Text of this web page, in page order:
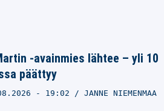
-avainmies lähtee – yli 10
päättyy
- 19:02 JANNE NIEMENMAA